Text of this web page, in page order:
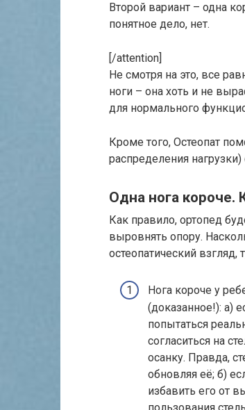
Второй вариант – одна
понятное дело, нет.
[/attention]
Не смотря на это, все
ноги – она хоть и не
для нормального
Кроме того, Остеопат
распределения
Одна нога короче.
Как правило, ортопед
выровнять опору.
остеопатический
Нога короче у
(доказанное!): а)
попытаться
согласиться на
осанку. Правда,
обновляя её; б)
избавить его от